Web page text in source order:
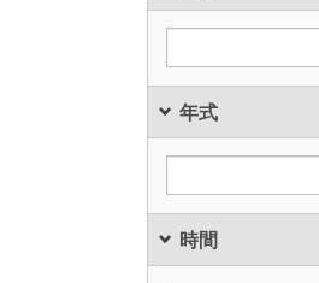
年式
時間